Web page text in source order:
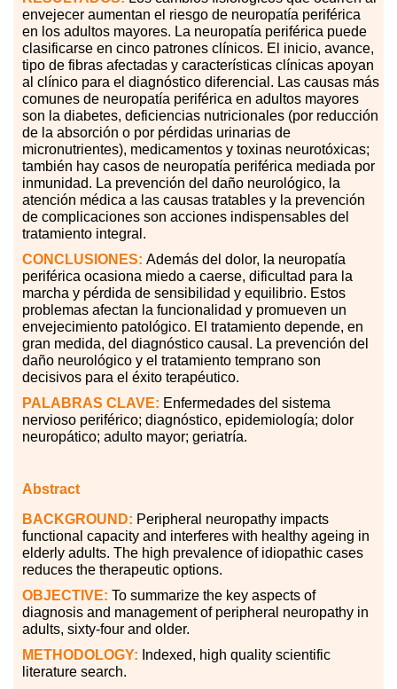
envejecer aumentan el riesgo de neuropatía periférica
en los adultos mayores. La neuropatía periférica puede
clasificarse en cinco patrones clínicos. El inicio, avance,
tipo de fibras afectadas y características clínicas apoyan
al clínico para el diagnóstico diferencial. Las causas más
comunes de neuropatía periférica en adultos mayores
son la diabetes, deficiencias nutricionales (por reducción
de la absorción o por pérdidas urinarias de
micronutrientes), medicamentos y toxinas neurotóxicas;
también hay casos de neuropatía periférica mediada por
inmunidad. La prevención del daño neurológico, la
atención médica a las causas tratables y la prevención
de complicaciones son acciones indispensables del
tratamiento integral.
CONCLUSIONES: Además del dolor, la neuropatía
periférica ocasiona miedo a caerse, dificultad para la
marcha y pérdida de sensibilidad y equilibrio. Estos
problemas afectan la funcionalidad y promueven un
envejecimiento patológico. El tratamiento depende, en
gran medida, del diagnóstico causal. La prevención del
daño neurológico y el tratamiento temprano son
decisivos para el éxito terapéutico.
PALABRAS CLAVE: Enfermedades del sistema
nervioso periférico; diagnóstico, epidemiología; dolor
neuropático; adulto mayor; geriatría.
Abstract
BACKGROUND: Peripheral neuropathy impacts
functional capacity and interferes with healthy ageing in
elderly adults. The high prevalence of idiopathic cases
reduces the therapeutic options.
OBJECTIVE: To summarize the key aspects of
diagnosis and management of peripheral neuropathy in
adults, sixty-four and older.
METHODOLOGY: Indexed, high quality scientific
literature search.